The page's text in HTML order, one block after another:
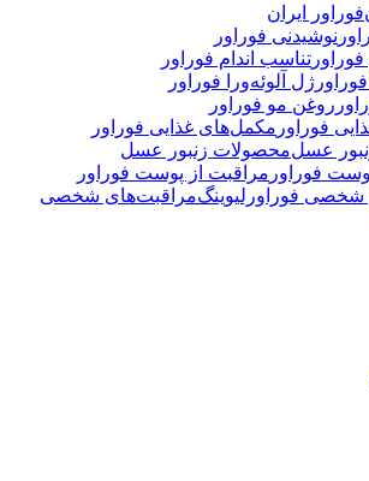
فوراور ایران
نوشیدنی فوراور
تناسب اندام فوراور
ژل آلوئه‌ورا فوراور
روغن مو فوراور
مکمل‌های غذایی فوراور
محصولات زنبور عسل
مراقبت از پوست فوراور
مراقبت‌های شخصی